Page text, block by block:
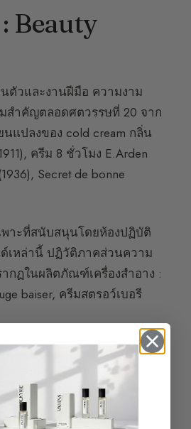
Beauty
ตัวและงานฝีมือ ความงาม
สำคัญตลอดศตวรรษที่ 20 จาก
แปลงของ cold cream กลิ่น
ครีม 8 ชั่วโมง E.Arden
Secret de bonne
าะที่สนับสนุนโดยห้องปฏิบัติ
เหล่านี้ ปฏิวัติภาคส่วนความ
กฏในผลิตภัณฑ์เครื่องสำอาง :
baiser, ครีมสตรอว์เบอรี
อเมริกาเหนือกลายเป็นตลาด
ผู้เล่นเช่น Revlon, Estée
รื่องสำอางเป็นสิ่งที่เข้าถึงได้
ปรากฏราวปี 1960